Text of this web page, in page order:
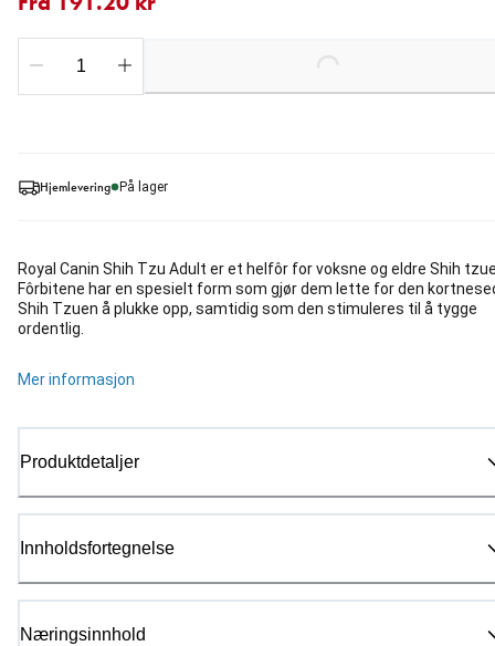
Hjemlevering På lager
Royal Canin Shih Tzu Adult er et helfôr for voksne og eldre Shih
Fôrbitene har en spesielt form som gjør dem lette for den
Shih Tzuen å plukke opp, samtidig som den stimuleres til å tygge
ordentlig.
Mer informasjon
Produktdetaljer
Innholdsfortegnelse
Næringsinnhold
Loading...